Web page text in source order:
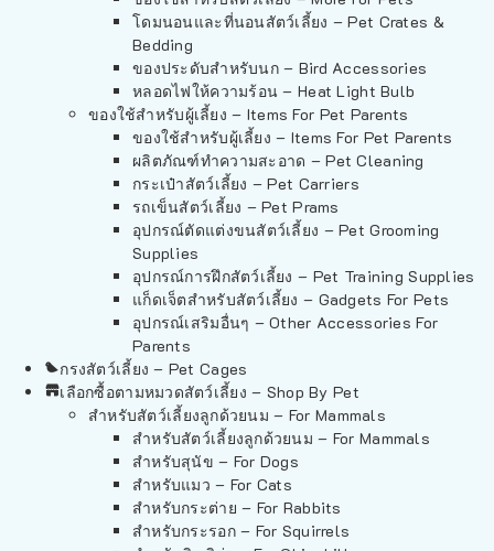
โดมนอนและที่นอนสัตว์เลี้ยง – Pet Crates &
Bedding
ของประดับสำหรับนก – Bird Accessories
หลอดไฟให้ความร้อน – Heat Light Bulb
ของใช้สำหรับผู้เลี้ยง – Items For Pet Parents
ของใช้สำหรับผู้เลี้ยง – Items For Pet Parents
ผลิตภัณฑ์ทำความสะอาด – Pet Cleaning
กระเป๋าสัตว์เลี้ยง – Pet Carriers
รถเข็นสัตว์เลี้ยง – Pet Prams
อุปกรณ์ตัดแต่งขนสัตว์เลี้ยง – Pet Grooming
Supplies
อุปกรณ์การฝึกสัตว์เลี้ยง – Pet Training Supplies
แก็ดเจ็ตสำหรับสัตว์เลี้ยง – Gadgets For Pets
อุปกรณ์เสริมอื่นๆ – Other Accessories For
Parents
กรงสัตว์เลี้ยง – Pet Cages
เลือกซื้อตามหมวดสัตว์เลี้ยง – Shop By Pet
สำหรับสัตว์เลี้ยงลูกด้วยนม – For Mammals
สำหรับสัตว์เลี้ยงลูกด้วยนม – For Mammals
สำหรับสุนัข – For Dogs
สำหรับแมว – For Cats
สำหรับกระต่าย – For Rabbits
สำหรับกระรอก – For Squirrels